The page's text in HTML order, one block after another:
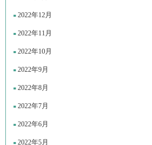
2022年12月
2022年11月
2022年10月
2022年9月
2022年8月
2022年7月
2022年6月
2022年5月